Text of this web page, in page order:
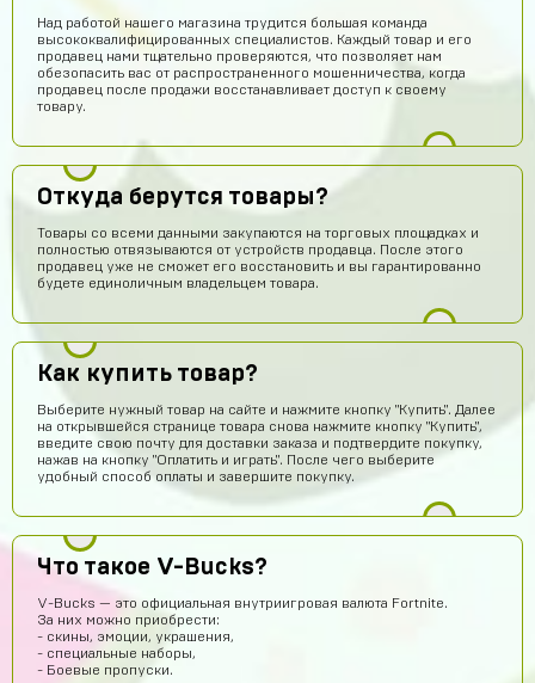
Над работой нашего магазина трудится большая команда
высококвалифицированных специалистов. Каждый товар и его
продавец нами тщательно проверяются, что позволяет нам
обезопасить вас от распространенного мошенничества, когда
продавец после продажи восстанавливает доступ к своему
товару.
Откуда берутся товары?
Товары со всеми данными закупаются на торговых площадках и
полностью отвязываются от устройств продавца. После этого
продавец уже не сможет его восстановить и вы гарантированно
будете единоличным владельцем товара.
Как купить товар?
Выберите нужный товар на сайте и нажмите кнопку "Купить". Далее
на открывшейся странице товара снова нажмите кнопку "Купить",
введите свою почту для доставки заказа и подтвердите покупку,
нажав на кнопку "Оплатить и играть". После чего выберите
удобный способ оплаты и завершите покупку.
Что такое V-Bucks?
V-Bucks — это официальная внутриигровая валюта Fortnite.
За них можно приобрести:
- скины, эмоции, украшения,
- специальные наборы,
- Боевые пропуски.
Re:пингвин
Хорошо может куплю
Denisych Tablovsky 13 часов назад
здравствуйте
arsenijmakarov719